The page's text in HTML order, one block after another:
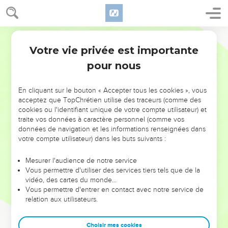
NE MANQUEZ PAS L’ÉVÉNEMENT
DE L’ANNÉE !
ET SI LEURS ERREURS POUVAIENT VOUS ÉVITER LES
VOTRES ?
leur foi ou leur vision. Mais on voit moins les doutes, les erreurs
et les saisons difficiles qu'ils ont traversés, alors même que ce
sont elles qui les ont façonnés.
Dans cette conférence, leaders, entrepreneurs, et responsables
clés pour avancer avec plus de sagesse afin que leurs erreurs
Votre vie privée est importante
pour nous
En cliquant sur le bouton « Accepter tous les cookies », vous
acceptez que TopChrétien utilise des traceurs (comme des
cookies ou l'identifiant unique de votre compte utilisateur) et
traite vos données à caractère personnel (comme vos
données de navigation et les informations renseignées dans
votre compte utilisateur) dans les buts suivants :
Mesurer l'audience de notre service
Vous permettre d'utiliser des services tiers tels que de la
vidéo, des cartes du monde…
Vous permettre d'entrer en contact avec notre service de
relation aux utilisateurs.
Choisir mes cookies